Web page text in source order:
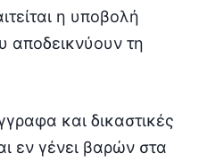
η υποβολή
τη
και δικαστικές
εν γένει βαρών στα